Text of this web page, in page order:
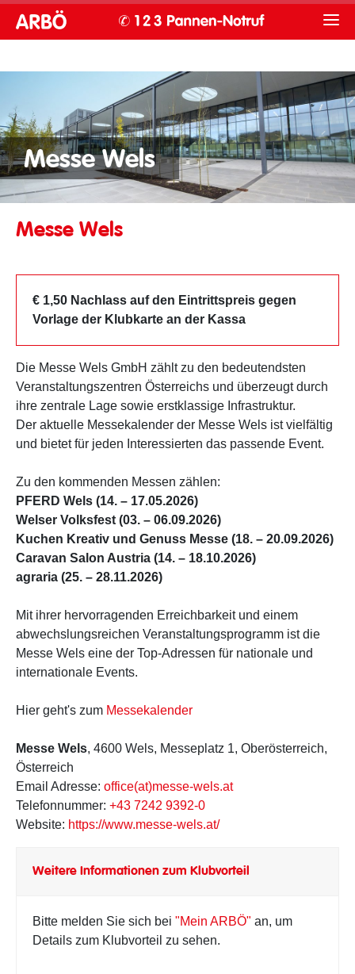
Messe Wels
Messe Wels
€ 1,50 Nachlass auf den Eintrittspreis gegen
Vorlage der Klubkarte an der Kassa
Die Messe Wels GmbH zählt zu den bedeutendsten
Veranstaltungszentren Österreichs und überzeugt durch
ihre zentrale Lage sowie erstklassige Infrastruktur.
Der aktuelle Messekalender der Messe Wels ist vielfältig
und bietet für jeden Interessierten das passende Event.
Zu den kommenden Messen zählen:
PFERD Wels (14. – 17.05.2026)
Welser Volksfest (03. – 06.09.2026)
Kuchen Kreativ und Genuss Messe (18. – 20.09.2026)
Caravan Salon Austria (14. – 18.10.2026)
agraria (25. – 28.11.2026)
Mit ihrer hervorragenden Erreichbarkeit und einem
abwechslungsreichen Veranstaltungsprogramm ist die
Messe Wels eine der Top-Adressen für nationale und
internationale Events.
Hier geht's zum Messekalender
Messe Wels, 4600 Wels, Messeplatz 1, Oberösterreich,
Österreich
Email Adresse: office(at)messe-wels.at
Telefonnummer: +43 7242 9392-0
Website: https://www.messe-wels.at/
Weitere Informationen zum Klubvorteil
Bitte melden Sie sich bei "Mein ARBÖ" an, um
Details zum Klubvorteil zu sehen.